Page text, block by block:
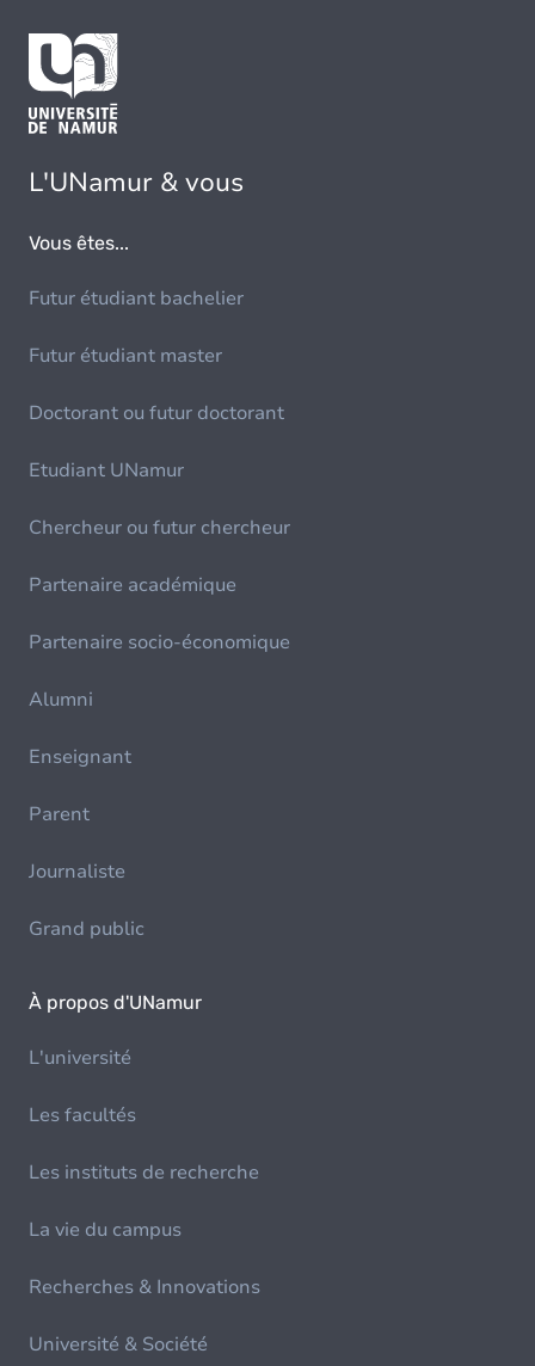
L'UNamur & vous
Vous êtes...
Futur étudiant bachelier
Futur étudiant master
Doctorant ou futur doctorant
Etudiant UNamur
Chercheur ou futur chercheur
Partenaire académique
Partenaire socio-économique
Alumni
Enseignant
Parent
Journaliste
Grand public
À propos d'UNamur
L'université
Les facultés
Les instituts de recherche
La vie du campus
Recherches & Innovations
Université & Société